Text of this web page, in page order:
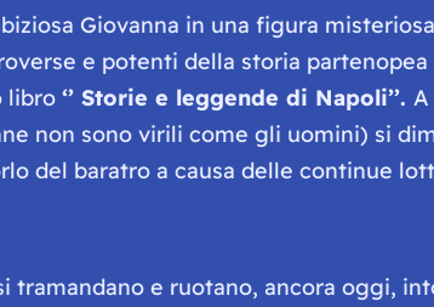
Giovanna in una figura
e potenti della storia
libro ‘’ Storie e leggende di Napoli’’.
non sono virili come gli uomini) si
del baratro a causa delle continue
e ruotano, ancora oggi,